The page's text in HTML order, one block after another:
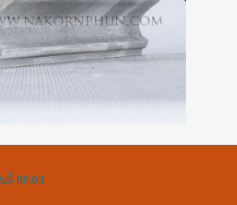
ต์ BP.03